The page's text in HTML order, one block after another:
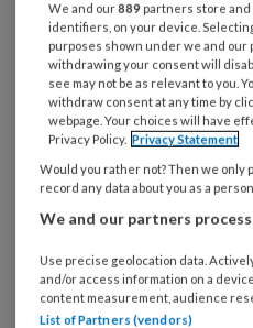
Fatima tenminste en
hoofddoek. Die
Syrië.’ ‘Iran’, verbetert
beroerd tot enige
Mevrouw Raziz steekt
rechterhand op en
van de kamer.
Mevrouw Grotink haalt
een gezichtsuitdrukking
het verschil tussen
nuanceverschil vindt.
We and our889 partners store and
identifiers, on your device.
purposes shown under we and our
withdrawing your consent will
see may not be as relevant to you.
withdraw consent at any time by
webpage. Your choices will have
Privacy Policy. Privacy Statement
Would you rather not? Then we only
record any data about you as a person
We and our partners
Use precise geolocation data.
and/or access information on a
content measurement, audience
List of Partners (vendors)